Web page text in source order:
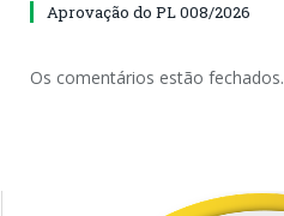
Aprovação do PL 008/2026
Os comentários estão fechados.